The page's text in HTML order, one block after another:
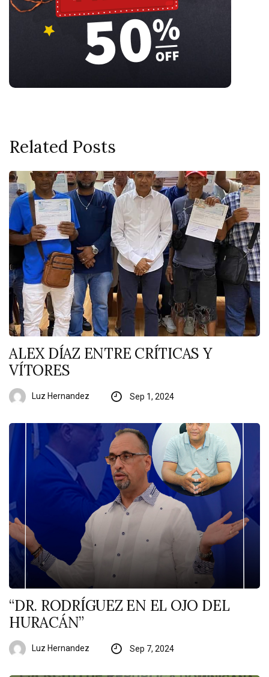
Related Posts
ALEX DÍAZ ENTRE CRÍTICAS Y
VÍTORES
Luz Hernandez Sep 1, 2024
“DR. RODRÍGUEZ EN EL OJO DEL
HURACÁN”
Luz Hernandez Sep 7, 2024